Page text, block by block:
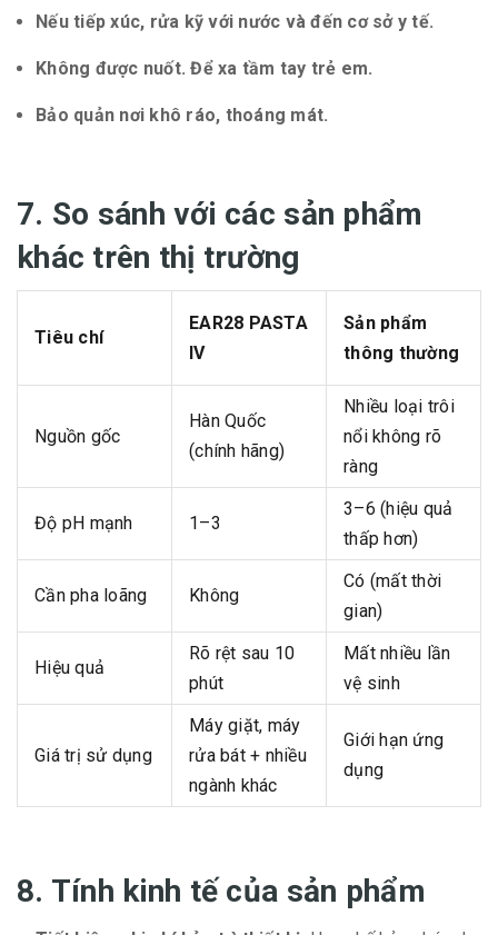
Nếu tiếp xúc, rửa kỹ với nước và đến cơ sở y tế.
Không được nuốt. Để xa tầm tay trẻ em.
Bảo quản nơi khô ráo, thoáng mát.
7. So sánh với các sản phẩm
khác trên thị trường
Tiêu chí
EAR28 PASTA
IV
Sản phẩm
thông thường
Nguồn gốc
Hàn Quốc
(chính hãng)
Nhiều loại trôi
nổi không rõ
ràng
Độ pH mạnh 1–3
3–6 (hiệu quả
thấp hơn)
Cần pha loãng Không
Có (mất thời
gian)
Hiệu quả
Rõ rệt sau 10
phút
Mất nhiều lần
vệ sinh
Giá trị sử dụng
Máy giặt, máy
rửa bát + nhiều
ngành khác
Giới hạn ứng
dụng
8. Tính kinh tế của sản phẩm